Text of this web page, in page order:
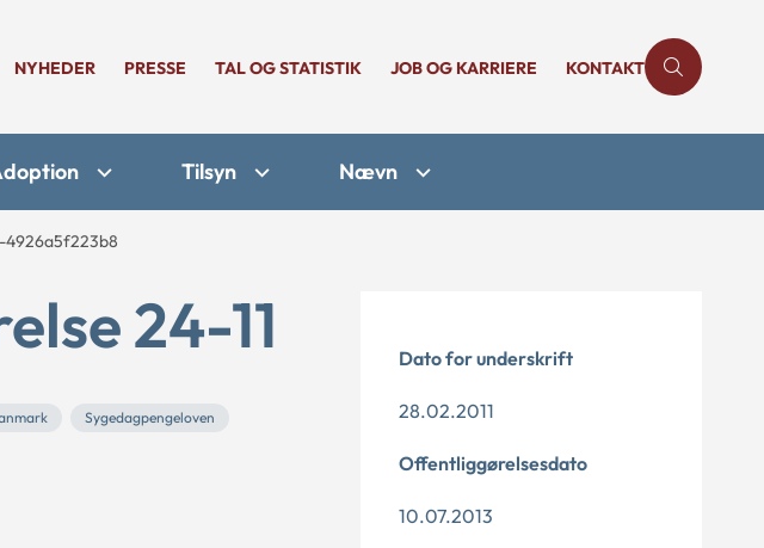
NYHEDER PRESSE TAL OG STATISTIK JOB OG KARRIERE KONTAKT
Tilsyn Nævn
4926a5f223b8
24-11
Sygedagpengeloven
Dato for underskrift
28.02.2011
Offentliggørelsesdato
10.07.2013